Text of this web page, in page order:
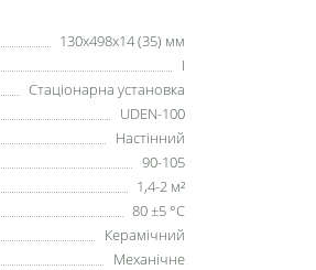
130х498х14 (35) мм
I
Стаціонарна установка
UDEN-100
Настінний
90-105
1,4-2 м²
80 ±5 °С
Керамічний
Механічне